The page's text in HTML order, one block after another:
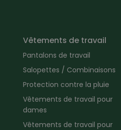
Vêtements de travail
Pantalons de travail
Salopettes / Combinaisons
Protection contre la pluie
Vêtements de travail pour
dames
Vêtements de travail pour